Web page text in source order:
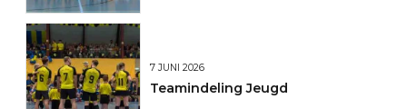
7 JUNI 2026
Teamindeling Jeugd